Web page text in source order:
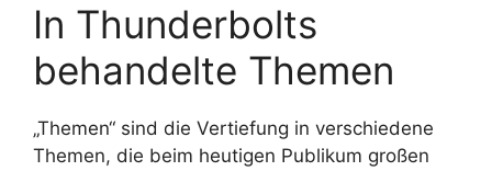
In Thunderbolts
behandelte Themen
„Themen“ sind die Vertiefung in verschiedene
Themen, die beim heutigen Publikum großen